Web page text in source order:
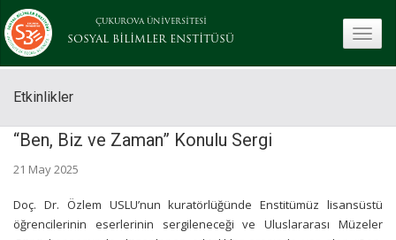
ÇUKUROVA ÜNİVERSİTESİ
SOSYAL BİLİMLER ENSTİTÜSÜ
Etkinlikler
“Ben, Biz ve Zaman” Konulu Sergi
21 May 2025
Doç. Dr. Özlem USLU’nun kuratörlüğünde Enstitümüz lisansüstü
öğrencilerinin eserlerinin sergileneceği ve Uluslararası Müzeler